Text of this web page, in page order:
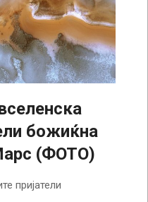
божиќна
(ФОТО)
пријатели